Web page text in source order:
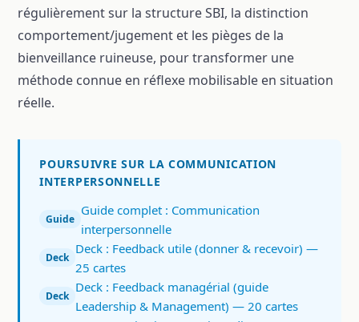
régulièrement sur la structure SBI, la distinction
comportement/jugement et les pièges de la
bienveillance ruineuse, pour transformer une
méthode connue en réflexe mobilisable en situation
réelle.
POURSUIVRE SUR LA COMMUNICATION
INTERPERSONNELLE
Guide
Guide complet : Communication
interpersonnelle
Deck
Deck : Feedback utile (donner & recevoir) —
25 cartes
Deck
Deck : Feedback managérial (guide
Leadership & Management) — 20 cartes